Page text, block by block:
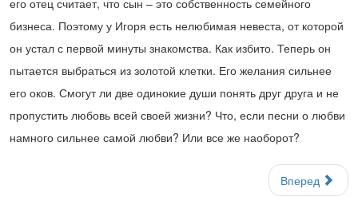
бизнеса. Поэтому у Игоря есть нелюбимая невеста, от которой
он устал с первой минуты знакомства. Как избито. Теперь он
пытается выбраться из золотой клетки. Его желания сильнее
его оков. Смогут ли две одинокие души понять друг друга и не
пропустить любовь всей своей жизни? Что, если песни о любви
намного сильнее самой любви? Или все же наоборот?
Вперед